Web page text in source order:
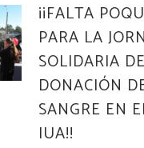
¡¡FALTA
PARA LA
SOLIDARIA DE
DONACIÓN
SANGRE EN
IUA!!